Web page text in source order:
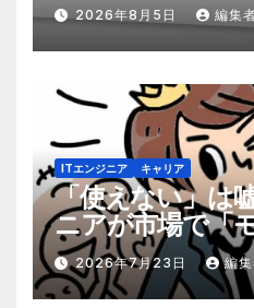
2026年8月5日 編集
ITエンジニア キャリア
「使えない」は
ニアが市場で「
るための8個の
2026年7月23日 編集